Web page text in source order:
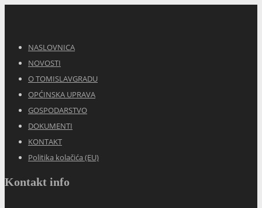
NASLOVNICA
NOVOSTI
O TOMISLAVGRADU
OPĆINSKA UPRAVA
GOSPODARSTVO
DOKUMENTI
KONTAKT
Politika kolačića (EU)
Kontakt info